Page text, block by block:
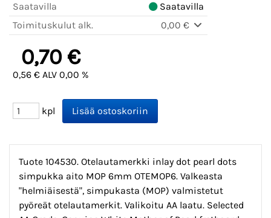
Saatavilla
Saatavilla
Toimituskulut alk.
0,00 €
0,70 €
0,56 € ALV 0,00 %
kpl
Tuote 104530. Otelautamerkki inlay dot pearl dots
simpukka aito MOP 6mm OTEMOP6. Valkeasta
"helmiäisestä", simpukasta (MOP) valmistetut
pyöreät otelautamerkit. Valikoitu AA laatu. Selected